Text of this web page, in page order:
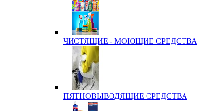
ЧИСТЯЩИЕ - МОЮЩИЕ СРЕДСТВА
ПЯТНОВЫВОДЯЩИЕ СРЕДСТВА